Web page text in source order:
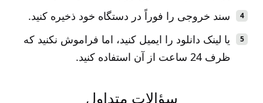
سند خروجی را فوراً در دستگاه خود ذخیره کنید.
یا لینک دانلود را ایمیل کنید، اما فراموش نکنید که
ظرف 24 ساعت از آن استفاده کنید.
سؤالات متداول